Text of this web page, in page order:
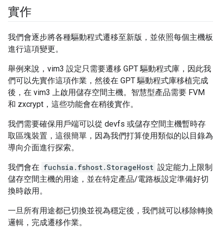
實作
我們會逐步將各種驅動程式遷移至新版，並依照每個主機板
進行這項變更。
舉例來說，vim3 設定只需要遷移 GPT 驅動程式庫，因此我
們可以先實作這項作業，然後在 GPT 驅動程式庫移植完成
後，在 vim3 上啟用儲存空間主機。智慧型產品需要 FVM
和 zxcrypt，這些功能會在稍後實作。
我們需要確保用戶端可以從 devfs 或儲存空間主機暫時存
取區塊裝置，這很簡單，因為我們打算使用類似的以目錄為
導向介面進行探索。
我們會在 fuchsia.fshost.StorageHost 設定能力上限制
儲存空間主機的用途，並在特定產品/電路板設定準備好切
換時啟用。
一旦所有用途都已切換並視為穩定後，我們就可以移除轉換
邏輯，完成遷移作業。